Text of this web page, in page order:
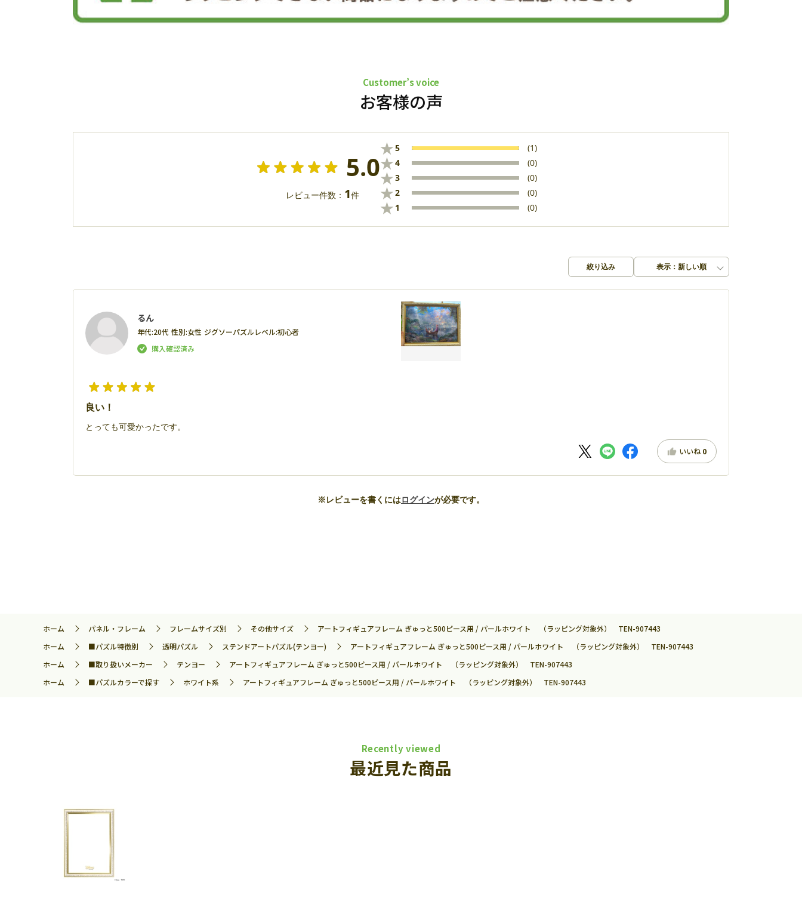
Customer’s voice
お客様の声
5.0
レビュー件数： 1件
★5 (1)
★4 (0)
★3 (0)
★2 (0)
★ 1 (0)
絞り込み 表示：新しい順
るん
年代:20代 性別:女性 ジグソーパズルレベル:初心者
良い！
とっても可愛かったです。
いいね 0
※レビューを書くにはログインが必要です。
ホーム パネル・フレーム フレームサイズ別 その他サイズ
アートフィギュアフレーム ぎゅっと500ピース用 / パールホワイト （ラッピング対象外） TEN-907443
ホーム
■パズル特徴別 透明パズル ステンドアートパズル(テンヨー)
アートフィギュアフレーム ぎゅっと500ピース用 / パールホワイト （ラッピング対象外） TEN-907443
ホーム
■取り扱いメーカー テンヨー
アートフィギュアフレーム ぎゅっと500ピース用 / パールホワイト （ラッピング対象外） TEN-907443
ホーム
■パズルカラーで探す ホワイト系 アートフィギュアフレーム ぎゅっと500ピース用 / パールホワイト （ラッピング対象外） TEN-907443
Recently viewed
最近見た商品